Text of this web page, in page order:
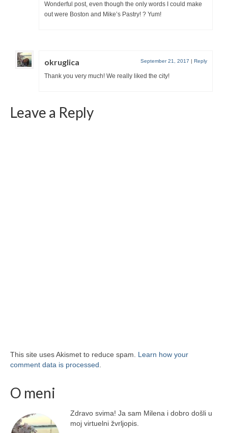
Wonderful post, even though the only words I could make
out were Boston and Mike’s Pastry! ? Yum!
okruglica September 21, 2017 | Reply
Thank you very much! We really liked the city!
Leave a Reply
This site uses Akismet to reduce spam. Learn how your
comment data is processed.
O meni
Zdravo svima! Ja sam Milena i dobro došli u
moj virtuelni žvrljopis.